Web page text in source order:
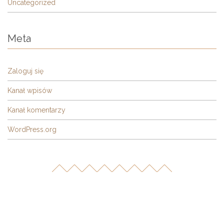
Uncategorized
Meta
Zaloguj się
Kanał wpisów
Kanał komentarzy
WordPress.org